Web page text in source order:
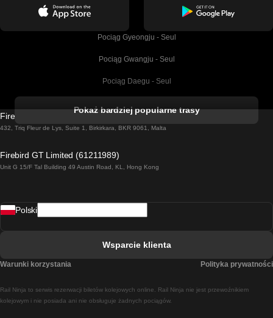
Pociąg Gyeongju - Seul
Pociąg Gwangju - Seul
Pociąg Daegu - Seul
Pociąg Dublin - Galway
Pociąg Rzym - Neapol
Pociąg Madryt - Lizbona
Pokaż bardziej popularne trasy
Firebird GT Limited (OC 1451)
432, Triq Fleur de Lys, Suite 1, Birkirkara, BKR 9061, Malta
Firebird GT Limited (61211989)
Unit G 15/F Tal Building 49 Austin Road, KL, Hong Kong
Rail Ninja to serwis rezerwacji biletów kolejowych online. Rail Ninja nie jest przewoźnikiem
kolejowym i nie posiada ani nie obsługuje żadnych pociągów.
Polski
Wsparcie klienta
Warunki korzystania Polityka prywatności